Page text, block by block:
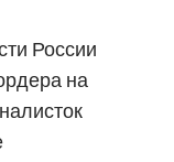
России
на